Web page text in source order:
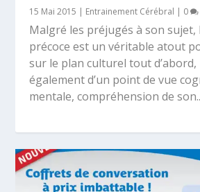
15 Mai 2015 | Entrainement Cérébral | 0
Malgré les préjugés à son sujet,
précoce est un véritable atout
sur le plan culturel tout d’abord,
également d’un point de vue
mentale, compréhension de